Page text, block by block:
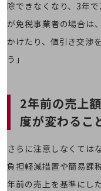
Web明細(ビリングステ
料金分析(ご利用料金管
Web明細(My docomo)
除できなくなり、3年
が免税事業者の場合は
かけたり、値引き交渉
う」
2年前の売上
度が変わるこ
さらに注意しなくては
負担軽減措置や簡易課
年前の売上を基準にし